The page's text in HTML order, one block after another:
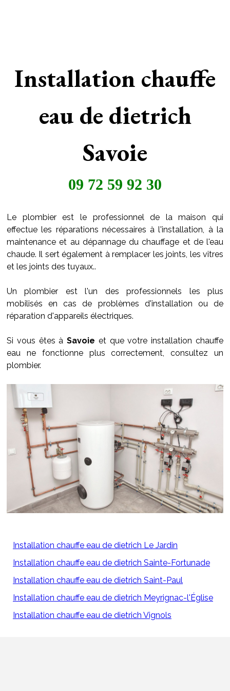
Installation chauffe
eau de dietrich
Savoie
09 72 59 92 30
Le plombier est le professionnel de la maison qui
effectue les réparations nécessaires à l'installation, à la
maintenance et au dépannage du chauffage et de l'eau
chaude. Il sert également à remplacer les joints, les vitres
et les joints des tuyaux..
Un plombier est l'un des professionnels les plus
mobilisés en cas de problèmes d'installation ou de
réparation d'appareils électriques.
Si vous êtes àSavoie et que votre installation chauffe
eau ne fonctionne plus correctement, consultez un
plombier.
Installation chauffe eau de dietrich Le Jardin
Installation chauffe eau de dietrich Sainte-Fortunade
Installation chauffe eau de dietrich Saint-Paul
Installation chauffe eau de dietrich Meyrignac-l'Église
Installation chauffe eau de dietrich Vignols